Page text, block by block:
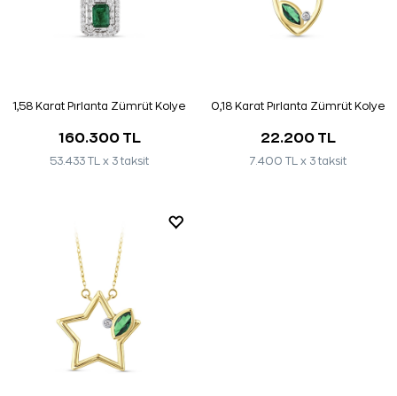
1,58 Karat Pırlanta Zümrüt Kolye
160.300 TL
53.433 TL x 3 taksit
0,18 Karat Pırlanta Zümrüt Kolye
22.200 TL
7.400 TL x 3 taksit